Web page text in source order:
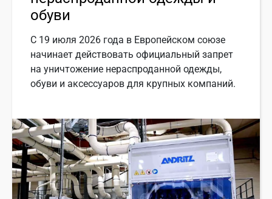
обуви
С 19 июля 2026 года в Европейском союзе
начинает действовать официальный запрет
на уничтожение нераспроданной одежды,
обуви и аксессуаров для крупных компаний.